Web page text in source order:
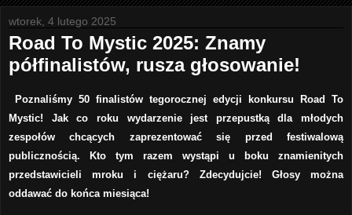
wtorek, 4 lutego 2025
Road To Mystic 2025: Znamy
półfinalistów, rusza głosowanie!
Poznaliśmy 50 finalistów tegorocznej edycji konkursu Road To
Mystic! Jak co roku wydarzenie jest przepustką dla młodych
zespołów chcących zaprezentować się przed festiwalową
publicznością. Kto tym razem wystąpi u boku znamienitych
przedstawicieli mroku i ciężaru? Zdecydujcie! Głosy można
oddawać do końca miesiąca!